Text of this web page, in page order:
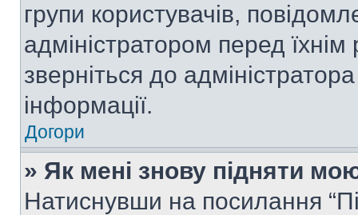
групи користувачів,
адміністратором перед
зверніться до
інформації.
Догори
» Як мені знову підняти
Натиснувши на посилання